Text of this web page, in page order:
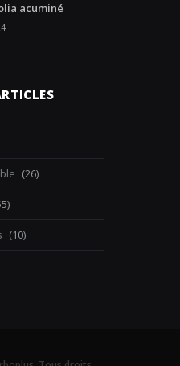
acuminé
(26)
(10)